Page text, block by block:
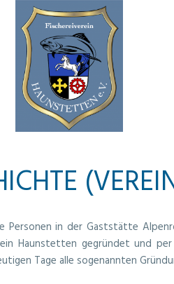
Personen in der Gaststätte
Haunstetten gegründet und
Tage alle sogenannten